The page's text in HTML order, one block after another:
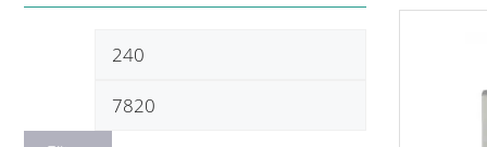
Prix